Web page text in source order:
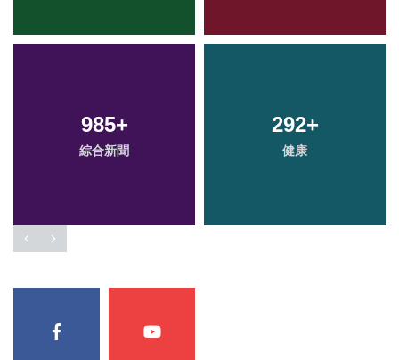
985+
綜合新聞
292+
健康